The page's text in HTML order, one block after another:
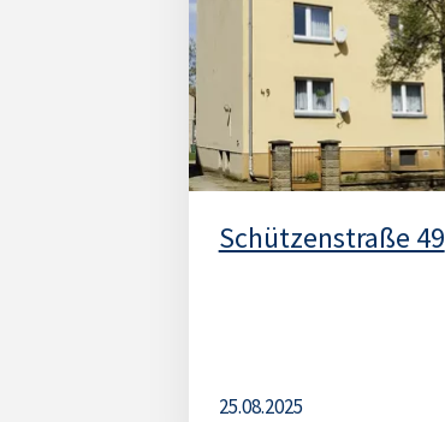
Schützenstraße 49
25.08.2025